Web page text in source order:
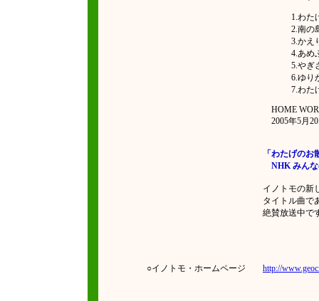
1.わた
2.南の
3.かえ
4.あめ
5.やぎ
6.ゆり
7.わた
HOME
2005年5月
「わたげのお
NHK みんな
イノトモの新
タイトル曲で
絶賛放送中で
○イノトモ・ホームページ http://